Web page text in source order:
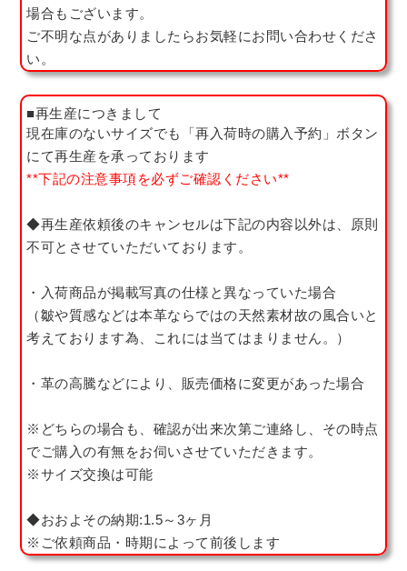
場合もございます。
ご不明な点がありましたらお気軽にお問い合わせくださ
い。
■再生産につきまして
現在庫のないサイズでも「再入荷時の購入予約」ボタン
にて再生産を承っております
**下記の注意事項を必ずご確認ください**
◆再生産依頼後のキャンセルは下記の内容以外は、原則
不可とさせていただいております。
・入荷商品が掲載写真の仕様と異なっていた場合
（皺や質感などは本革ならではの天然素材故の風合いと
考えております為、これには当てはまりません。）
・革の高騰などにより、販売価格に変更があった場合
※どちらの場合も、確認が出来次第ご連絡し、その時点
でご購入の有無をお伺いさせていただきます。
※サイズ交換は可能
◆おおよその納期:1.5～3ヶ月
※ご依頼商品・時期によって前後します